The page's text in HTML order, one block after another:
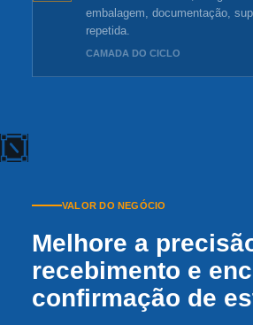
embalagem, documentação,
repetida.
CAMADA DO CICLO
VALOR DO NEGÓCIO
Melhore a
recebimento e
confirmação de